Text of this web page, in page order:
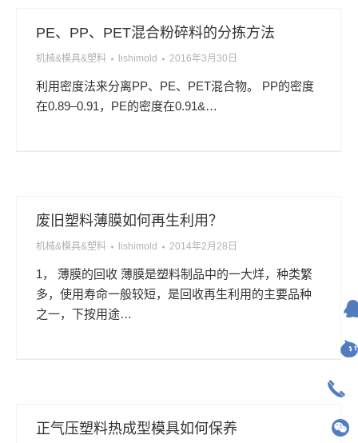
PE、PP、PET混合粉碎料的分拣方法
机械&模具&塑料 lishimold 2016年3月30日
利用密度法来分离PP、PE、PET混合物。 PP的密度
在0.89–0.91，PE的密度在0.91&…
废旧塑料薄膜如何再生利用？
机械&模具&塑料 lishimold 2014年2月28日
1， 薄膜的回收 薄膜是塑料制品中的一大烊，种类繁
多，使用寿命一般较短，是回收再生利用的主要品种
之一，下按用途…
正气压塑料热成型模具如何保养